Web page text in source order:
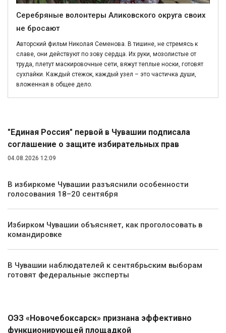
Серебряные волонтеры Аликовского округа своих
не бросают
Авторский фильм Николая Семенова. В тишине, не стремясь к
славе, они действуют по зову сердца. Их руки, мозолистые от
труда, плетут маскировочные сети, вяжут теплые носки, готовят
сухпайки. Каждый стежок, каждый узел – это частичка души,
вложенная в общее дело.
"Единая Россия" первой в Чувашии подписала
соглашение о защите избирательных прав
04.08.2026 12:09
В избиркоме Чувашии разъяснили особенности
голосования 18–20 сентября
Избирком Чувашии объясняет, как проголосовать в
командировке
В Чувашии наблюдателей к сентябрьским выборам
готовят федеральные эксперты
ОЭЗ «Новочебоксарск» признана эффективно
функционирующей площадкой